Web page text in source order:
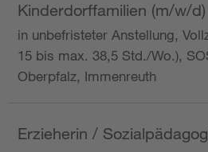
Kinderdorffamilien (m/w/d)
in unbefristeter Anstellung,
15 bis max. 38,5 Std./Wo.),
Oberpfalz, Immenreuth
Erzieherin /